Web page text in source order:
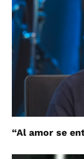
“Al amor se